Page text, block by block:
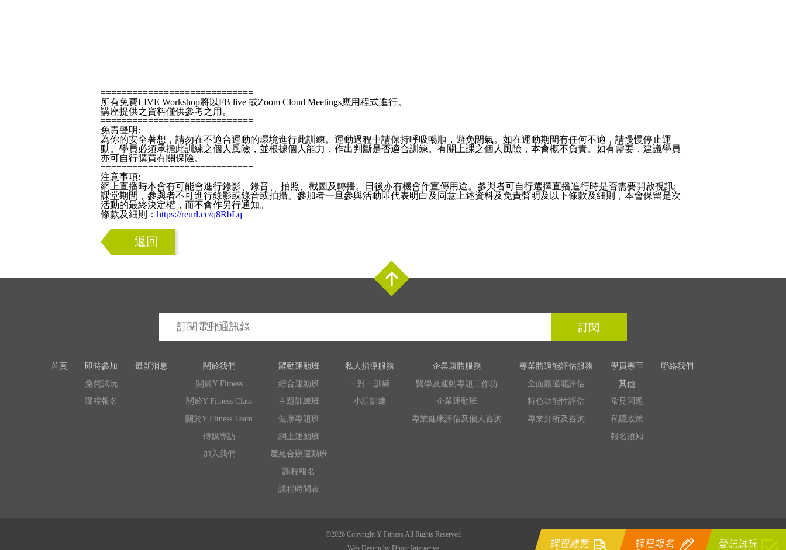
=============================
所有免費LIVE Workshop將以FB live 或Zoom Cloud Meetings應用程式進行。
講座提供之資料僅供參考之用。
=============================
免責聲明:
為你的安全著想，請勿在不適合運動的環境進行此訓練。運動過程中請保持呼吸暢順，避免閉氣。如在運動期間有任何不適，請慢慢停止運
動。學員必須承擔此訓練之個人風險，並根據個人能力，作出判斷是否適合訓練。有關上課之個人風險，本會概不負責。如有需要，建議學員
亦可自行購買有關保險。
=============================
注意事項:
網上直播時本會有可能會進行錄影、錄音、 拍照、截圖及轉播。日後亦有機會作宣傳用途。參與者可自行選擇直播進行時是否需要開啟視訊;
課堂期間，參與者不可進行錄影或錄音或拍攝。參加者一旦參與活動即代表明白及同意上述資料及免責聲明及以下條款及細則，本會保留是次
活動的最終決定權，而不會作另行通知。
條款及細則： https://reurl.cc/q8RbLq
返回
訂閱
首頁
即時參加
免費試玩
課程報名
最新消息
關於我們
關於Y Fitness
關於Y Fitness Class
關於Y Fitness Team
傳媒專訪
加入我們
躍動運動班
綜合運動班
主題訓練班
健康專題班
網上運動班
屋苑合辦運動班
課程報名
課程時間表
私人指導服務
一對一訓練
小組訓練
企業康體服務
醫學及運動專題工作坊
企業運動班
專業健康評估及個人咨詢
專業體適能評估服務
全面體適能評估
特色功能性評估
專業分析及咨詢
學員專區
聯絡我們
其他
常見問題
私隱政策
報名須知
©2026 Copyright Y Fitness All Rights Reserved
Web Design by Dhost Interactive